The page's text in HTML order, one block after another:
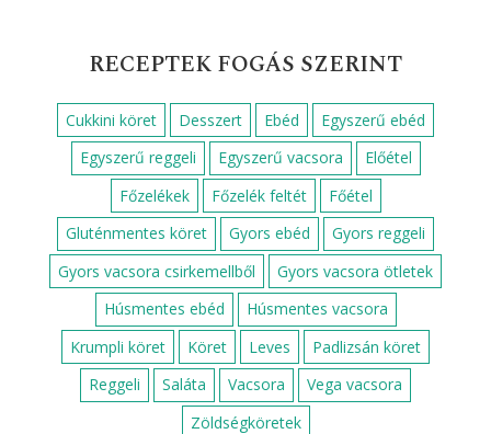
RECEPTEK FOGÁS SZERINT
Cukkini köret Desszert Ebéd
Egyszerű ebéd
Egyszerű reggeli
Egyszerű vacsora
Előétel
Főzelékek
Főzelék feltét
Főétel
Gluténmentes köret
Gyors ebéd
Gyors reggeli
Gyors vacsora csirkemellből
Gyors vacsora ötletek
Húsmentes ebéd
Húsmentes vacsora
Krumpli köret
Köret Leves
Padlizsán köret
Reggeli
Saláta Vacsora
Vega vacsora
Zöldségköretek